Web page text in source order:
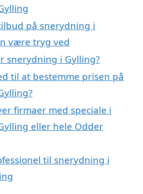
på snerydning i
være tryg ved
snerydning i Gylling?
til at bestemme prisen på
firmaer med speciale i
eller hele Odder
til snerydning i